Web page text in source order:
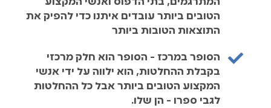
המתרגמים, בתי הדפוס ואנשי המקצוע
הטובים ביותר עובדים איתנו כדי להפיק את
התוצאות הטובות ביותר
הסופר במרכז - הסופר הוא חלק מרכזי
בקבלת ההחלטות, הוא ילווה על ידי אנשי
המקצוע הטובים ביותר אבל כל ההחלטות
לגבי ספרו - הן שלו.